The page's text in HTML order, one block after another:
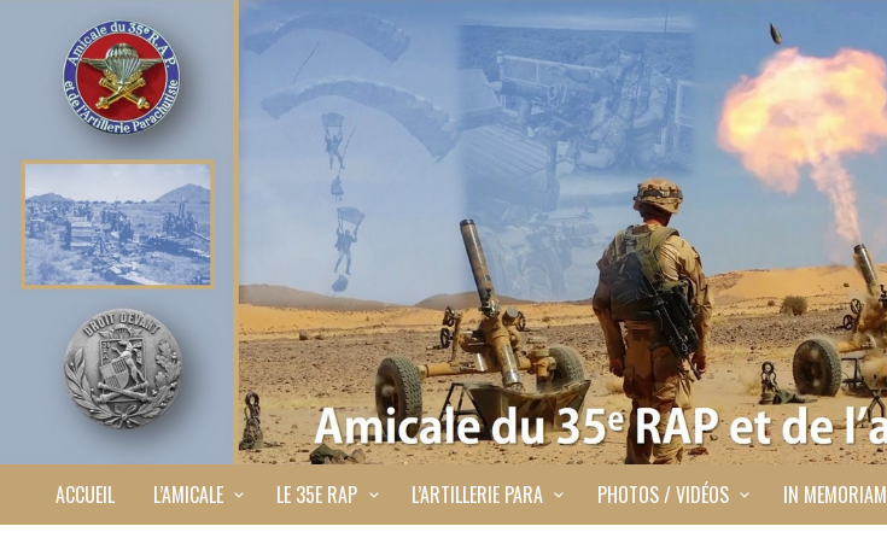
ACCUEIL L’AMICALE LE 35E RAP L’ARTILLERIE PARA PHOTOS / VIDÉOS IN MEMORIAM